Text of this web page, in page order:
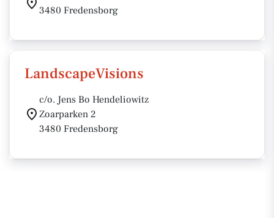
3480 Fredensborg
LandscapeVisions
c/o. Jens Bo Hendeliowitz
Zoarparken 2
3480 Fredensborg